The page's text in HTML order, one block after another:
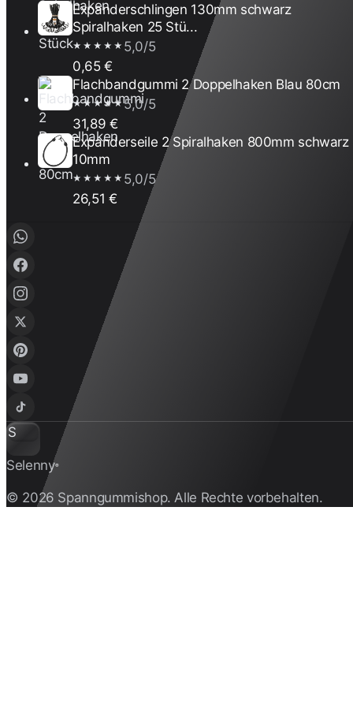
Expanderschlingen 130mm schwarz
Spiralhaken 25 Stü...
★★★★★ 5,0/5
0,65 €
Flachbandgummi 2 Doppelhaken Blau 80cm
★★★★★5,0/5
31,89 €
Expanderseile 2 Spiralhaken 800mm schwarz
10mm
★★★★★ 5,0/5
26,51 €
S
Selenny®
© 2026 Spanngummishop. Alle Rechte vorbehalten.